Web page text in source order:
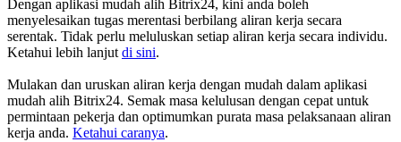
Dengan aplikasi mudah alih Bitrix24, kini anda boleh
menyelesaikan tugas merentasi berbilang aliran kerja secara
serentak. Tidak perlu meluluskan setiap aliran kerja secara individu.
Ketahui lebih lanjut di sini.
Mulakan dan uruskan aliran kerja dengan mudah dalam aplikasi
mudah alih Bitrix24. Semak masa kelulusan dengan cepat untuk
permintaan pekerja dan optimumkan purata masa pelaksanaan aliran
kerja anda. Ketahui caranya.